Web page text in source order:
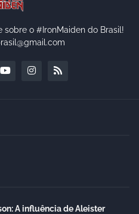
o #IronMaiden do Brasil!
A influência de Aleister